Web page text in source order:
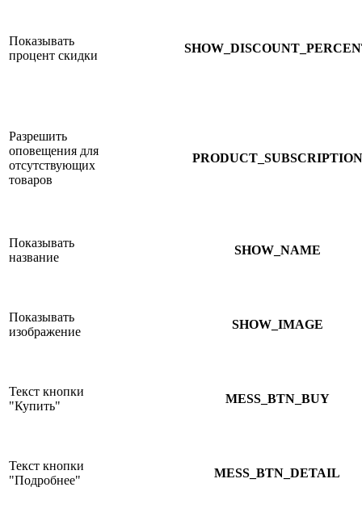
Показывать
процент скидки
Разрешить
оповещения для
отсутствующих
товаров
PRODUCT_SUBSCRIPTION
Показывать
название
SHOW_NAME
Показывать
изображение
SHOW_IMAGE
Текст кнопки
"Купить"
MESS_BTN_BUY
Текст кнопки
"Подробнее"
MESS_BTN_DETAIL